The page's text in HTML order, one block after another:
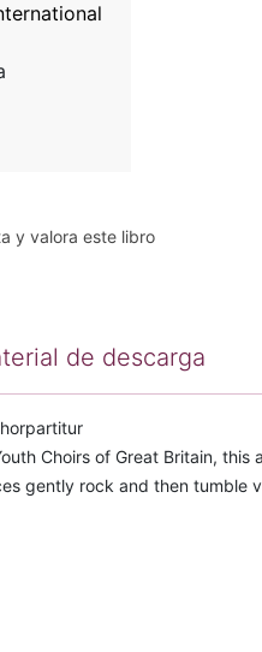
y valora este libro
de descarga
Choirs of Great Britain,
gently rock and then tumble